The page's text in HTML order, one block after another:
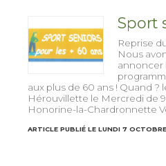
Sport
Reprise
Nous
annoncer
aux plus de 60 ans ! Quand ?
Hérouvillette le Mercredi de
Honorine-la-Chardronnette
ARTICLE PUBLIÉ LE LUNDI 7